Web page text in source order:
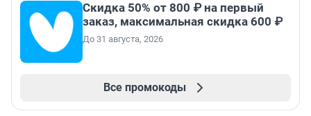
Скидка 50% от 800 ₽ на первый
заказ, максимальная скидка 600 ₽
До 31 августа, 2026
Все промокоды